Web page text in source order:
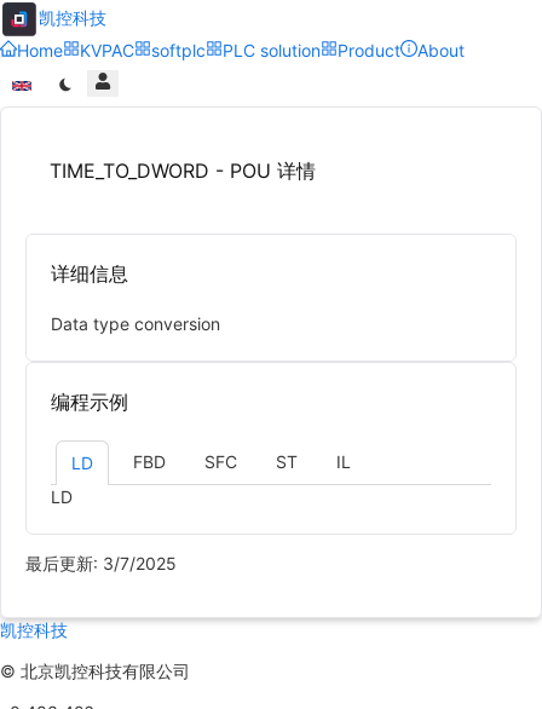
凯控科技
Home
KVPAC softplc PLC solution Product About
TIME_TO_DWORD - POU 详情
详细信息
Data type conversion
编程示例
LD FBD SFC ST
IL
LD
最后更新: 3/7/2025
凯控科技
© 北京凯控科技有限公司